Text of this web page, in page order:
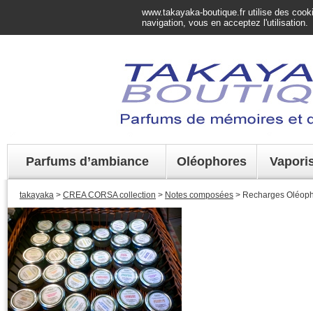
www.takayaka-boutique.fr utilise des
navigation, vous en acceptez l'utilisation.
Parfums d’ambiance Oléophores
takayaka > CREA CORSA collection > Notes composées > Recharges